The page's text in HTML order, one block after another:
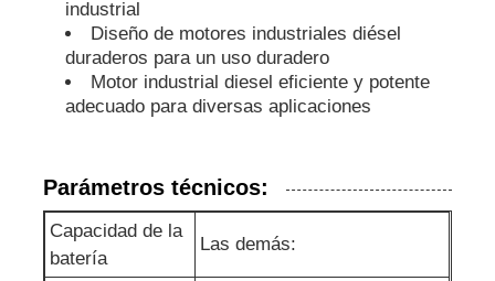
bomba de aguas residuales
industrial
Diseño de motores industriales diésel
duraderos para un uso duradero
Motor industrial diesel eficiente y potente
adecuado para diversas aplicaciones
Parámetros técnicos:
Capacidad de la
batería
Las demás: